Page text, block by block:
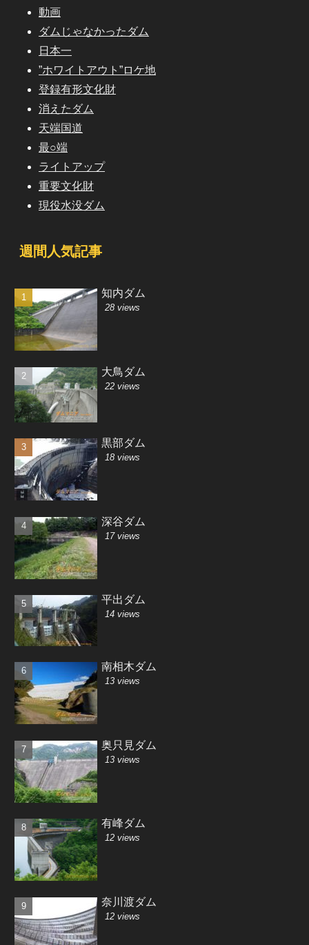
動画
ダムじゃなかったダム
日本一
”ホワイトアウト”ロケ地
登録有形文化財
消えたダム
天端国道
最○端
ライトアップ
重要文化財
現役水没ダム
週間人気記事
知内ダム
28 views
大鳥ダム
22 views
黒部ダム
18 views
深谷ダム
17 views
平出ダム
14 views
南相木ダム
13 views
奥只見ダム
13 views
有峰ダム
12 views
奈川渡ダム
12 views